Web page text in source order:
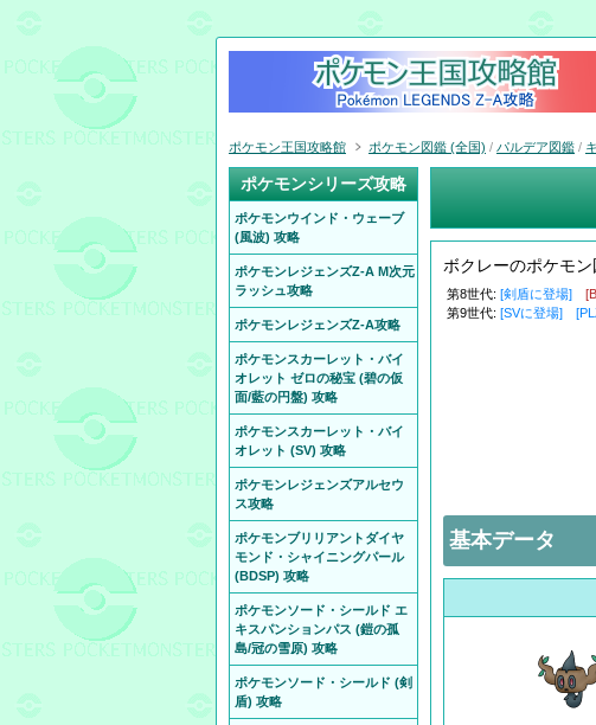
ボクレーのポケモ
第8世代: [剣盾に登場]
第9世代: [SVに登場]
基本データ
ポケモン王国攻略館 ポケモン図鑑 (全国) / パルデア図鑑 /
ポケモンシリーズ攻略
ポケモンウインド・ウェーブ
(風波) 攻略
ポケモンレジェンズZ-A M次元
ラッシュ攻略
ポケモンレジェンズZ-A攻略
ポケモンスカーレット・バイ
オレット ゼロの秘宝 (碧の仮
面/藍の円盤) 攻略
ポケモンスカーレット・バイ
オレット (SV) 攻略
ポケモンレジェンズアルセウ
ス攻略
ポケモンブリリアントダイヤ
モンド・シャイニングパール
(BDSP) 攻略
ポケモンソード・シールド エ
キスパンションパス (鎧の孤
島/冠の雪原) 攻略
ポケモンソード・シールド (剣
盾) 攻略